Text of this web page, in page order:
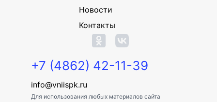
Новости
Контакты
+7 (4862) 42-11-39
info@vniispk.ru
Для использования любых материалов сайта